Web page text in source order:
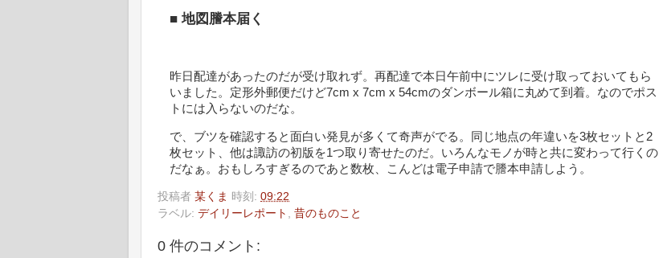
■ 地図謄本届く
昨日配達があったのだが受け取れず。再配達で本日午前中にツレに受け取っておいてもら
いました。定形外郵便だけど7cm x 7cm x 54cmのダンボール箱に丸めて到着。なのでポス
トには入らないのだな。
で、ブツを確認すると面白い発見が多くて奇声がでる。同じ地点の年違いを3枚セットと2
枚セット、他は諏訪の初版を1つ取り寄せたのだ。いろんなモノが時と共に変わって行くの
だなぁ。おもしろすぎるのであと数枚、こんどは電子申請で謄本申請しよう。
投稿者 某くま 時刻: 09:22
ラベル: デイリーレポート , 昔のものこと
0 件のコメント: